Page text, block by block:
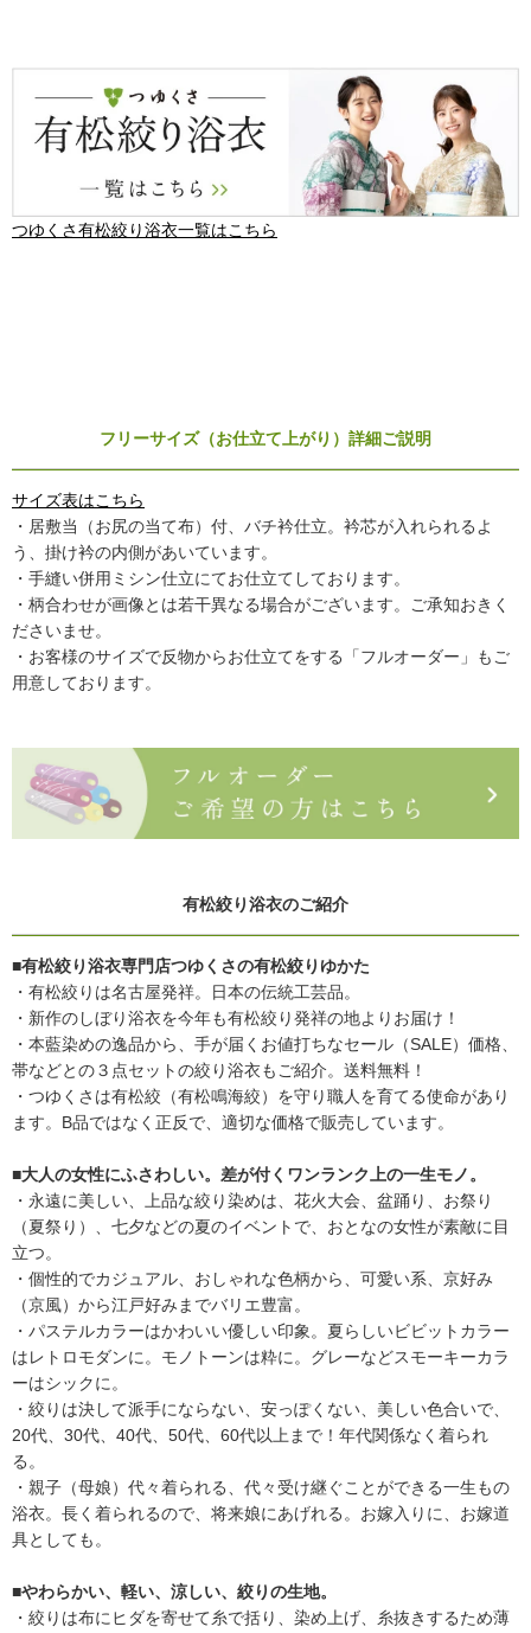
つゆくさ有松絞り浴衣一覧はこちら
フリーサイズ（お仕立て上がり）詳細ご説明
サイズ表はこちら
・居敷当（お尻の当て布）付、バチ衿仕立。衿芯が入れられるよ
う、掛け衿の内側があいています。
・手縫い併用ミシン仕立にてお仕立てしております。
・柄合わせが画像とは若干異なる場合がございます。ご承知おきく
ださいませ。
・お客様のサイズで反物からお仕立てをする「フルオーダー」もご
用意しております。
有松絞り浴衣のご紹介
■有松絞り浴衣専門店つゆくさの有松絞りゆかた
・有松絞りは名古屋発祥。日本の伝統工芸品。
・新作のしぼり浴衣を今年も有松絞り発祥の地よりお届け！
・本藍染めの逸品から、手が届くお値打ちなセール（SALE）価格、
帯などとの３点セットの絞り浴衣もご紹介。送料無料！
・つゆくさは有松絞（有松鳴海絞）を守り職人を育てる使命があり
ます。B品ではなく正反で、適切な価格で販売しています。
■大人の女性にふさわしい。差が付くワンランク上の一生モノ。
・永遠に美しい、上品な絞り染めは、花火大会、盆踊り、お祭り
（夏祭り）、七夕などの夏のイベントで、おとなの女性が素敵に目
立つ。
・個性的でカジュアル、おしゃれな色柄から、可愛い系、京好み
（京風）から江戸好みまでバリエ豊富。
・パステルカラーはかわいい優しい印象。夏らしいビビットカラー
はレトロモダンに。モノトーンは粋に。グレーなどスモーキーカラ
ーはシックに。
・絞りは決して派手にならない、安っぽくない、美しい色合いで、
20代、30代、40代、50代、60代以上まで！年代関係なく着られ
る。
・親子（母娘）代々着られる、代々受け継ぐことができる一生もの
浴衣。長く着られるので、将来娘にあげれる。お嫁入りに、お嫁道
具としても。
■やわらかい、軽い、涼しい、絞りの生地。
・絞りは布にヒダを寄せて糸で括り、染め上げ、糸抜きするため薄